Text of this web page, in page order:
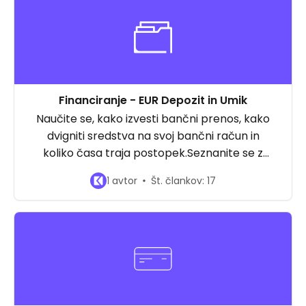
Financiranje - EUR Depozit in Umik
Naučite se, kako izvesti bančni prenos, kako
dvigniti sredstva na svoj bančni račun in
koliko časa traja postopek.Seznanite se z
razlogi, zakaj so lahko vaša plačila zavrnjena,
in kako povečati omejitve.
1 avtor Št. člankov: 17